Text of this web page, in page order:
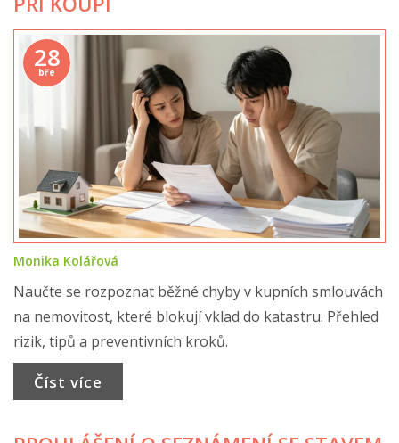
28
bře
Monika Kolářová
Naučte se rozpoznat běžné chyby v kupních smlouvách
na nemovitost, které blokují vklad do katastru. Přehled
rizik, tipů a preventivních kroků.
Číst více